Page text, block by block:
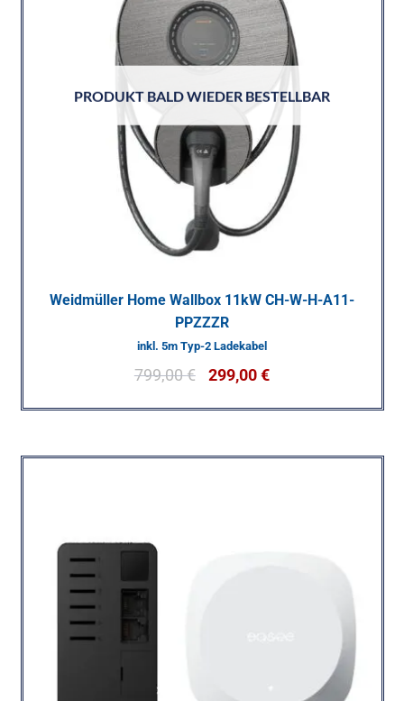
PRODUKT BALD WIEDER BESTELLBAR
Weidmüller Home Wallbox 11kW CH-W-H-A11-
PPZZZR
inkl. 5m Typ-2 Ladekabel
799,00€ 299,00€